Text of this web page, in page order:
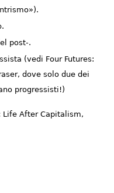
post-.
(vedi Four Futures:
dove solo due dei
progressisti!)
Life After Capitalism,